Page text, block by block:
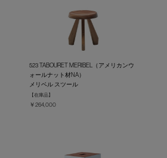
523 TABOURET MERIBEL（アメリカンウ
ォールナット材NA）
メリベル スツール
【在庫品】
￥264,000